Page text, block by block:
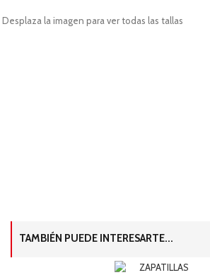
Desplaza la imagen para ver todas las tallas
TAMBIÉN PUEDE INTERESARTE...